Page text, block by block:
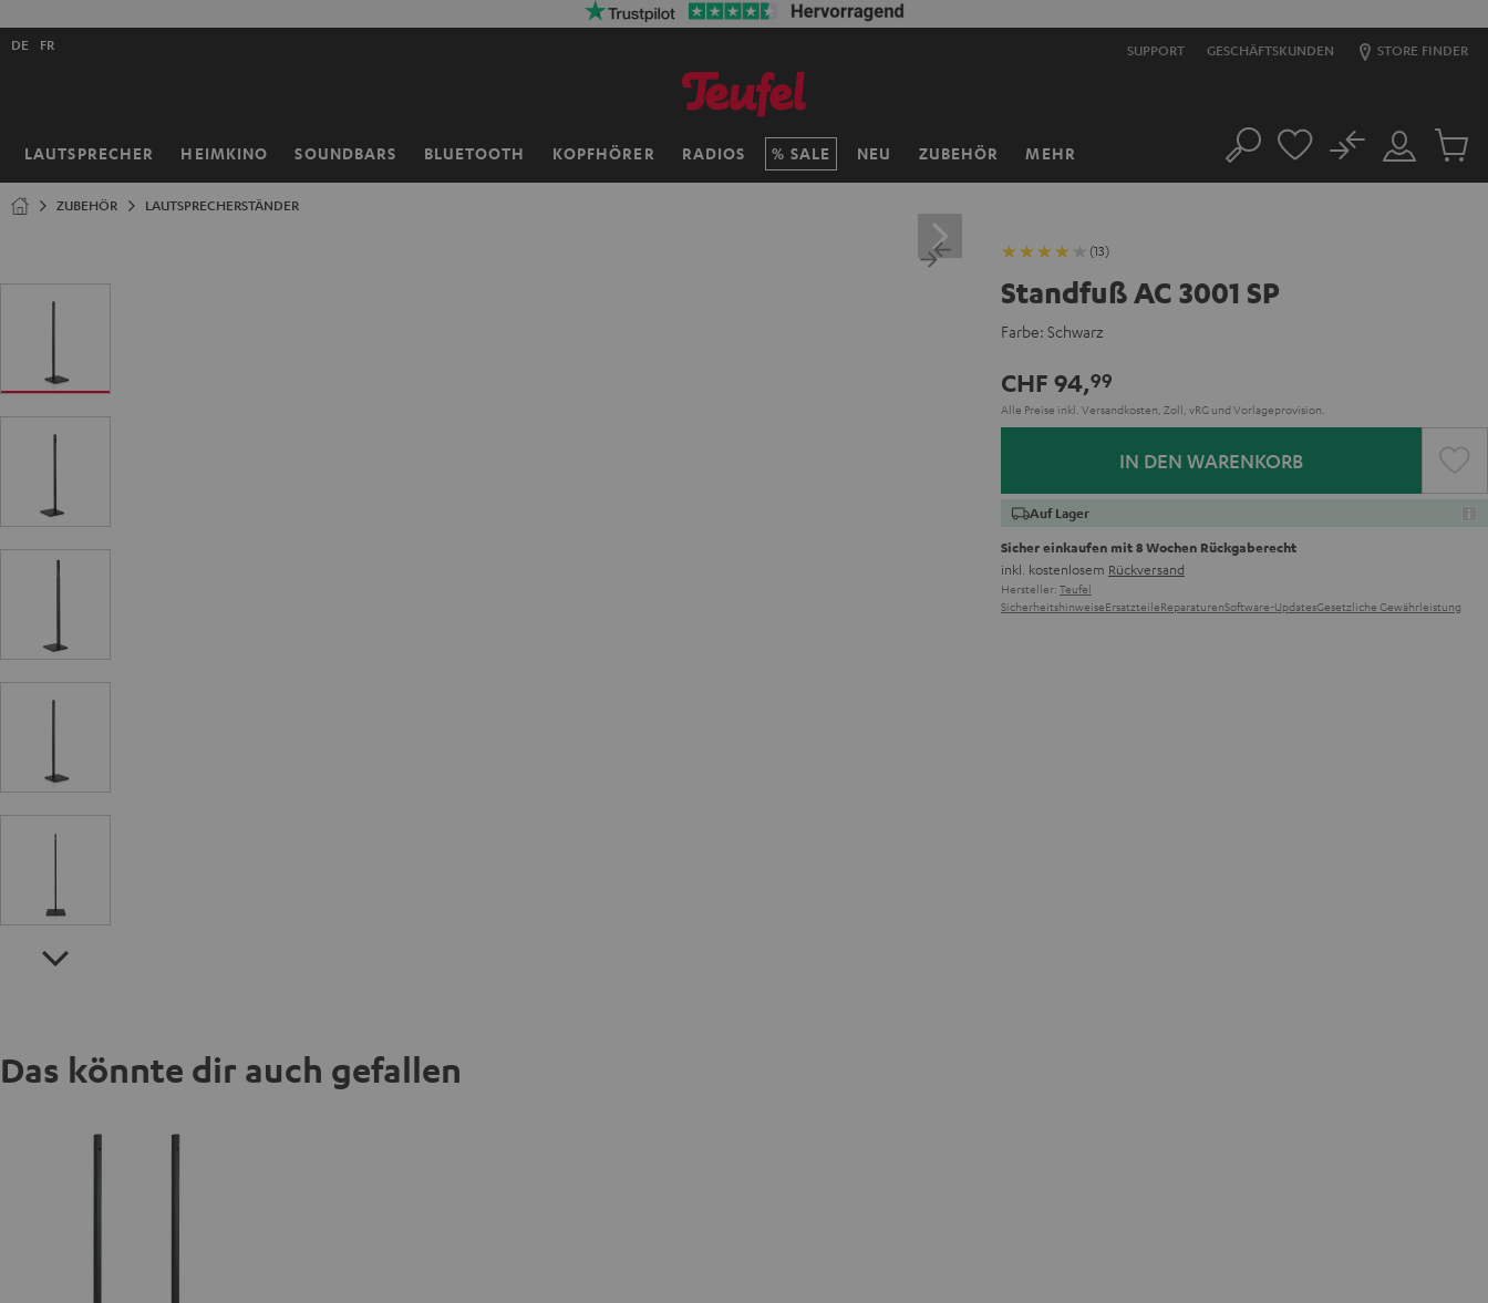
SUPPORT GESCHÄFTSKUNDEN STORE FINDER
LAUTSPRECHER HEIMKINO SOUNDBARS BLUETOOTH KOPFHÖRER RADIOS SALE NEU ZUBEHÖR MEHR
Shopsprache
DE FR
Startseite Suche
Mein
Konto
No
Artikel
ZUBEHÖR LAUTSPRECHERSTÄNDER
(13)
Standfuß AC 3001 SP
Farbe: Schwarz
CHF 94,99
Alle Preise inkl. Versandkosten, Zoll, vRG und Vorlageprovision.
IN DEN WARENKORB
Auf Lager
Sicher einkaufen mit 8 Wochen Rückgaberecht
inkl. kostenlosem Rückversand
Hersteller: Teufel
SicherheitshinweiseErsatzteileReparaturenSoftware-UpdatesGesetzliche Gewährleistung
Das könnte dir auch gefallen